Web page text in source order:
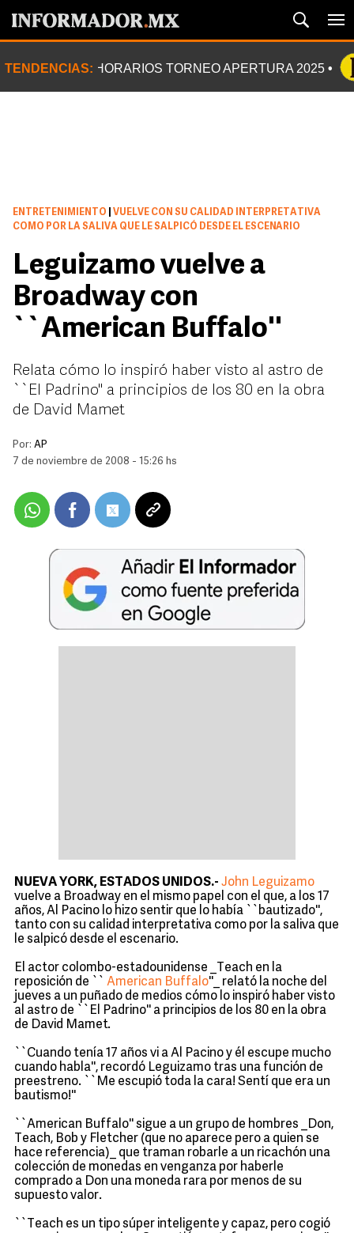
TENDENCIAS: HORARIOS TORNEO APERTURA 2025
ENTRETENIMIENTO
VUELVE CON SU CALIDAD INTERPRETATIVA
COMO POR LA SALIVA QUE LE SALPICÓ DESDE EL ESCENARIO
Leguizamo vuelve a
Broadway con
``American Buffalo''
Relata cómo lo inspiró haber visto al astro de
``El Padrino'' a principios de los 80 en la obra
de David Mamet
Por: AP
7 de noviembre de 2008 - 15:26 hs
NUEVA YORK, ESTADOS UNIDOS.- John Leguizamo
vuelve a Broadway en el mismo papel con el que, a los 17
años, Al Pacino lo hizo sentir que lo había ``bautizado'',
tanto con su calidad interpretativa como por la saliva que
le salpicó desde el escenario.
El actor colombo-estadounidense _Teach en la
reposición de `` American Buffalo''_ relató la noche del
jueves a un puñado de medios cómo lo inspiró haber visto
al astro de ``El Padrino'' a principios de los 80 en la obra
de David Mamet.
``Cuando tenía 17 años vi a Al Pacino y él escupe mucho
cuando habla'', recordó Leguizamo tras una función de
preestreno. ``Me escupió toda la cara! Sentí que era un
bautismo!''
``American Buffalo'' sigue a un grupo de hombres _Don,
Teach, Bob y Fletcher (que no aparece pero a quien se
hace referencia)_ que traman robarle a un ricachón una
colección de monedas en venganza por haberle
comprado a Don una moneda rara por menos de su
supuesto valor.
``Teach es un tipo súper inteligente y capaz, pero cogió